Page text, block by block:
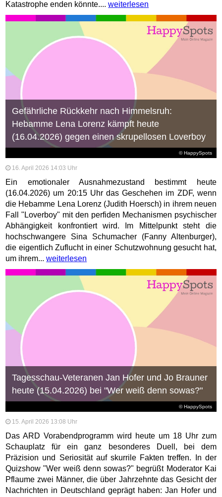
Katastrophe enden könnte....weiterlesen
© HappySpots
Gefährliche Rückkehr nach Himmelsruh:
Hebamme Lena Lorenz kämpft heute
(16.04.2026) gegen einen skrupellosen Loverboy
16. April 2026 14:03 Uhr
Ein emotionaler Ausnahmezustand bestimmt heute
(16.04.2026) um 20:15 Uhr das Geschehen im ZDF, wenn
die Hebamme Lena Lorenz (Judith Hoersch) in ihrem neuen
Fall "Loverboy" mit den perfiden Mechanismen psychischer
Abhängigkeit konfrontiert wird. Im Mittelpunkt steht die
hochschwangere Sina Schumacher (Fanny Altenburger),
die eigentlich Zuflucht in einer Schutzwohnung gesucht hat,
um ihrem...weiterlesen
© HappySpots
Tagesschau-Veteranen Jan Hofer und Jo Brauner
heute (15.04.2026) bei "Wer weiß denn sowas?"
15. April 2026 13:08 Uhr
Das ARD Vorabendprogramm wird heute um 18 Uhr zum
Schauplatz für ein ganz besonderes Duell, bei dem
Präzision und Seriosität auf skurrile Fakten treffen. In der
Quizshow "Wer weiß denn sowas?" begrüßt Moderator Kai
Pflaume zwei Männer, die über Jahrzehnte das Gesicht der
Nachrichten in Deutschland geprägt haben: Jan Hofer und